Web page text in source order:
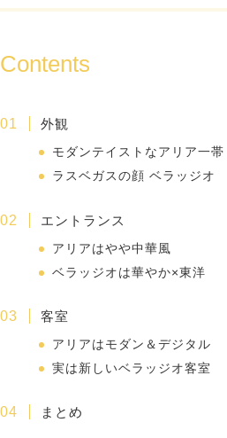
Contents
外観
モダンテイストなアリア一帯
ラスベガスの顔 ベラッジオ
エントランス
アリアはやや中華風
ベラッジオは華やか×東洋
客室
アリアはモダン＆デジタル
実は新しいベラッジオ客室
まとめ